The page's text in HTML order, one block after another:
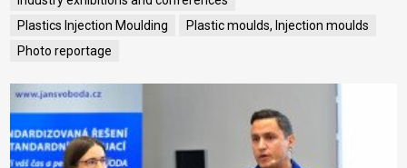
Plastics Injection Moulding
Plastic moulds, Injection moulds
Photo reportage